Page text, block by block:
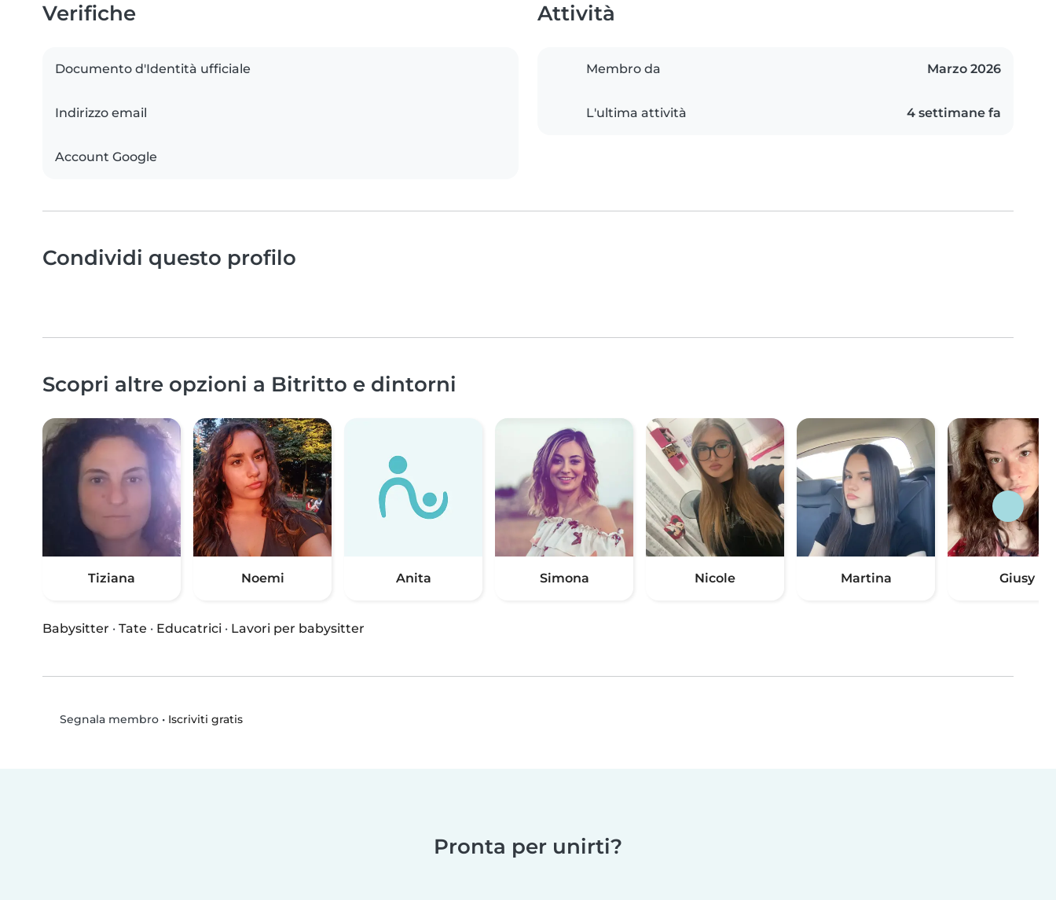
Verifiche
Documento d'Identità ufficiale
Indirizzo email
Account Google
Attività
Membro da Marzo 2026
L'ultima attività 4 settimane fa
Condividi questo profilo
Scopri altre opzioni a Bitritto e dintorni
Tiziana Noemi Anita Simona Nicole Martina Giusy
Babysitter · Tate · Educatrici · Lavori per babysitter
Segnala membro• Iscriviti gratis
Pronta per unirti?